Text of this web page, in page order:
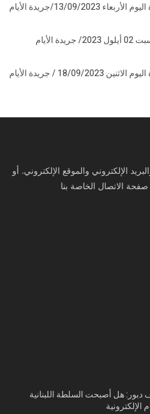
أسرار الصحف اللبنانية الصادرة اليوم الأربعاء 13/09/2023/جريدة الأيام
أسرار الصحف اللبنانية ليوم السبت 02 أيلول 2023/ جريدة الأيام
أسرار الصحف اللبنانية الصادرة اليوم الاثنين 18/09/2023 / جريدة الأيام
الإلكتروني والموقع الإلكتروني. أو
الاتصال الخاصة بنا
هل أصبحت السلطة اللبنانية
الإلكترونية